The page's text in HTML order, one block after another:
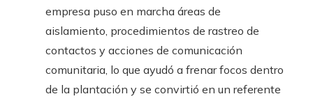
empresa puso en marcha áreas de
aislamiento, procedimientos de rastreo de
contactos y acciones de comunicación
comunitaria, lo que ayudó a frenar focos dentro
de la plantación y se convirtió en un referente